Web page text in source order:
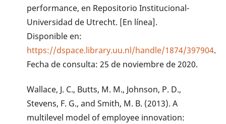
performance, en Repositorio Institucional-
Universidad de Utrecht. [En línea].
Disponible en:
https://dspace.library.uu.nl/handle/1874/397904.
Fecha de consulta: 25 de noviembre de 2020.
Wallace, J. C., Butts, M. M., Johnson, P. D.,
Stevens, F. G., and Smith, M. B. (2013). A
multilevel model of employee innovation: